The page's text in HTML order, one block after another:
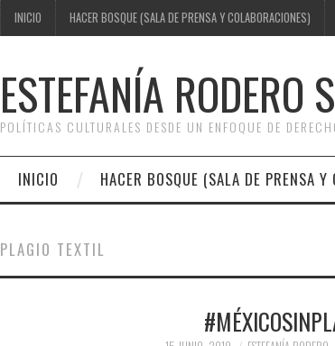
INICIO HACER BOSQUE (SALA DE PRENSA Y COLABORACIONES)
ESTEFANÍA RODERO
POLÍTICAS CULTURALES DESDE UN ENFOQUE DE
INICIO HACER BOSQUE (SALA DE PRENSA Y
PLAGIO TEXTIL